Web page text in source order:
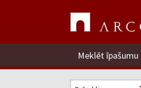
Meklēt īpašumu